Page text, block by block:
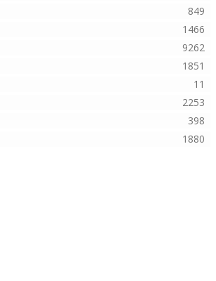
849
1466
9262
1851
11
2253
398
1880